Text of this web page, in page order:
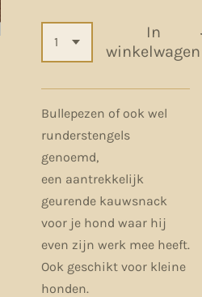
In
winkelwagen
Bullepezen of ook wel
runderstengels
genoemd,
een aantrekkelijk
geurende kauwsnack
voor je hond waar hij
even zijn werk mee heeft.
Ook geschikt voor kleine
honden.